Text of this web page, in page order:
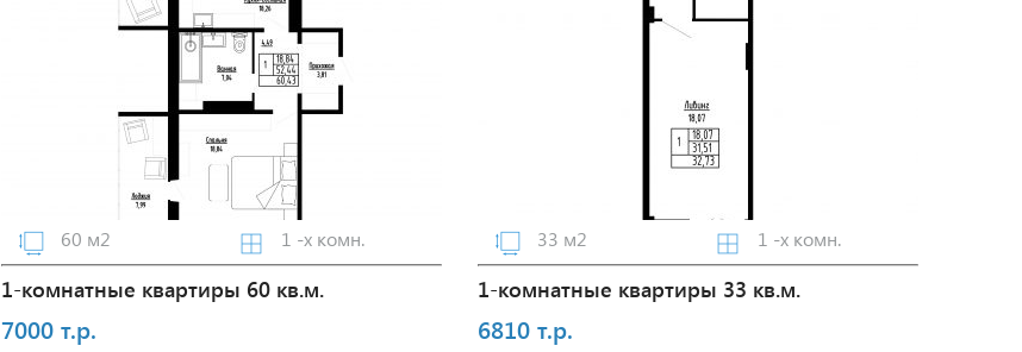
60 м2 1 -х комн.
1-комнатные квартиры 60 кв.м.
7000 т.р.
33 м2 1 -х комн.
1-комнатные квартиры 33 кв.м.
6810 т.р.